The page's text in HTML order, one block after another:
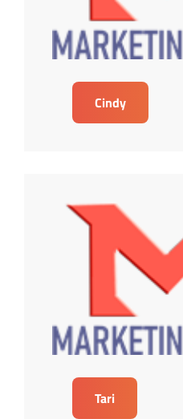
Cindy
Tari